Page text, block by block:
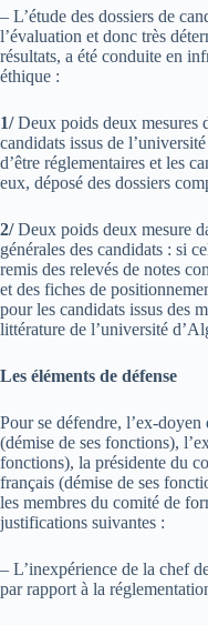
– L’étude des dossiers de
l’évaluation et donc très
résultats, a été conduite en
éthique :
1/Deux poids deux mesures
candidats issus de
d’être réglementaires et les
eux, déposé des dossiers
2/Deux poids deux mesure
générales des candidats : si
remis des relevés de notes
et des fiches de
pour les candidats issus des
littérature de l’université
Les éléments de défense
Pour se défendre, l’ex-
(démise de ses fonctions),
fonctions), la présidente du
français (démise de ses
les membres du comité de
justifications suivantes :
– L’inexpérience de la chef
par rapport à la